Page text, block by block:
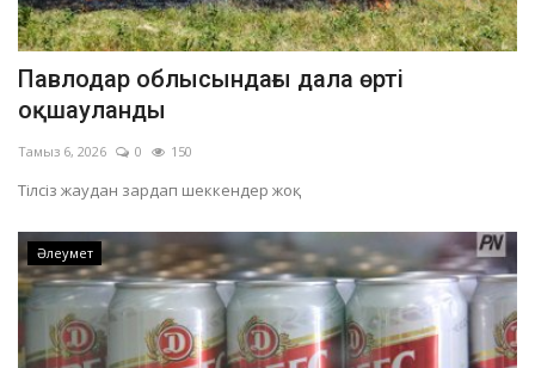
Спорт
ОЙЫН-САУЫҚ
OFFICIAL
Құрылтай
Тілді тандаңыз
Павлодар облысындағы дала өрті
оқшауланды
Тамыз 6, 2026 0 150
Тілсіз жаудан зардап шеккендер жоқ.
Әлеумет